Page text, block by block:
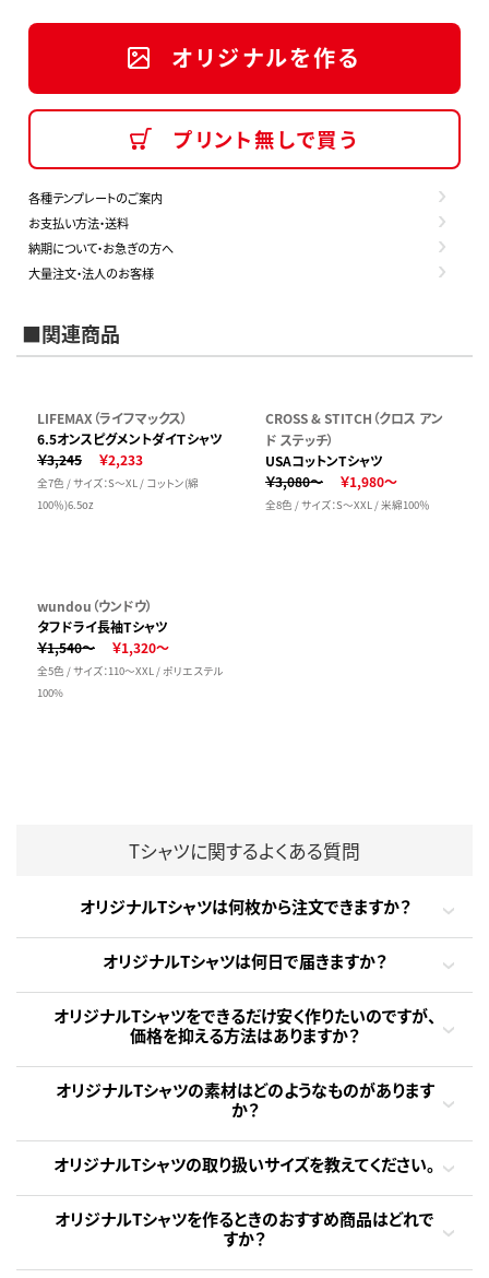
オリジナルを作る
プリント無しで買う
各種テンプレートのご案内
お支払い方法・送料
納期について・お急ぎの方へ
大量注文・法人のお客様
■関連商品
LIFEMAX（ライフマックス）
6.5オンスピグメントダイＴシャツ
￥3,245
￥2,233
全7色 / サイズ：S～XL / コットン(綿
100％)6.5oz
CROSS & STITCH（クロス アン
ド ステッチ）
USAコットンTシャツ
￥3,080～
￥1,980～
全8色 / サイズ：S～XXL / 米綿100％
wundou（ウンドウ）
タフドライ長袖Tシャツ
￥1,540～
￥1,320～
全5色 / サイズ：110～XXL / ポリエステル
100%
Tシャツに関するよくある質問
オリジナルTシャツは何枚から注文できますか？
オリジナルTシャツは何日で届きますか？
オリジナルTシャツをできるだけ安く作りたいのですが、
価格を抑える方法はありますか？
オリジナルTシャツの素材はどのようなものがあります
か？
オリジナルTシャツの取り扱いサイズを教えてください。
オリジナルTシャツを作るときのおすすめ商品はどれで
すか？